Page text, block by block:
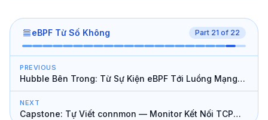
eBPF Từ Số Không Part 21 of 22
PREVIOUS
Hubble Bên Trong: Từ Sự Kiện eBPF Tới Luồng Mạng
Toàn Cụm
NEXT
Capstone: Tự Viết connmon — Monitor Kết Nối TCP